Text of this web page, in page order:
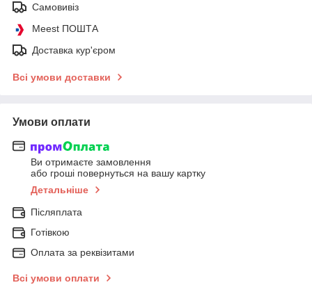
Самовивіз
Meest ПОШТА
Доставка кур'єром
Всі умови доставки
Умови оплати
Ви отримаєте замовлення
або гроші повернуться на вашу картку
Детальніше
Післяплата
Готівкою
Оплата за реквізитами
Всі умови оплати